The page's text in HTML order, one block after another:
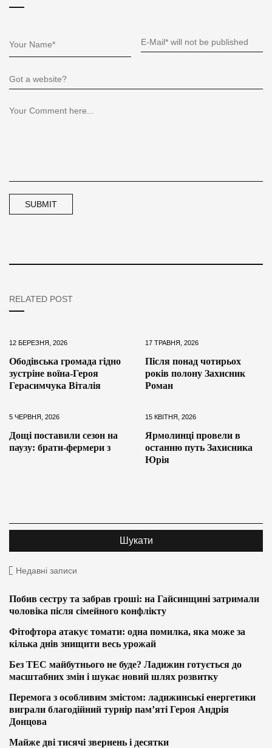
RELATED POST
12 БЕРЕЗНЯ, 2026
Ободівська громада гідно
зустріне воїна-Героя
Герасимчука Віталія
17 ТРАВНЯ, 2026
Після понад чотирьох
років полону Захисник
Роман
5 ЧЕРВНЯ, 2026
Дощі поставили сезон на
паузу: брати-фермери з
15 КВІТНЯ, 2026
Ярмолинці провели в
останню путь Захисника
Юрія
Недавні записи
Побив сестру та забрав гроші: на Гайсинщині затримали
чоловіка після сімейного конфлікту
Фітофтора атакує томати: одна помилка, яка може за
кілька днів знищити весь урожай
Без ТЕС майбутнього не буде? Ладижин готується до
масштабних змін і шукає новий шлях розвитку
Перемога з особливим змістом: ладижинські енергетики
виграли благодійний турнір пам’яті Героя Андрія
Донцова
Майже дві тисячі звернень і десятки